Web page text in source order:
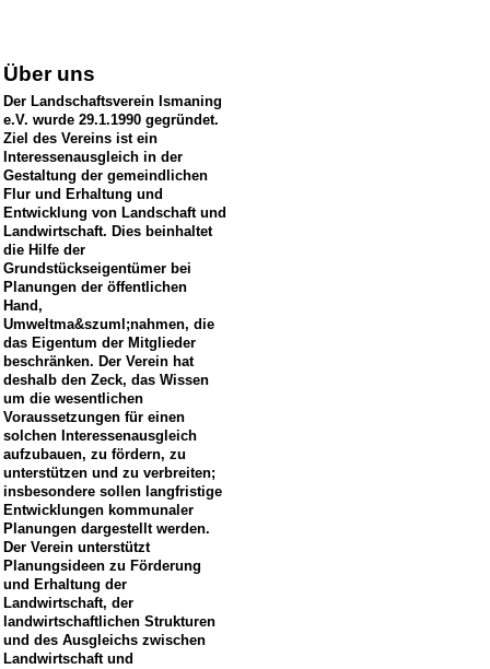
Über uns
Der Landschaftsverein Ismaning
e.V. wurde 29.1.1990 gegründet.
Ziel des Vereins ist ein
Interessenausgleich in der
Gestaltung der gemeindlichen
Flur und Erhaltung und
Entwicklung von Landschaft und
Landwirtschaft. Dies beinhaltet
die Hilfe der
Grundstückseigentümer bei
Planungen der öffentlichen
Hand,
Umweltma&szuml;nahmen, die
das Eigentum der Mitglieder
beschränken. Der Verein hat
deshalb den Zeck, das Wissen
um die wesentlichen
Voraussetzungen für einen
solchen Interessenausgleich
aufzubauen, zu fördern, zu
unterstützen und zu verbreiten;
insbesondere sollen langfristige
Entwicklungen kommunaler
Planungen dargestellt werden.
Der Verein unterstützt
Planungsideen zu Förderung
und Erhaltung der
Landwirtschaft, der
landwirtschaftlichen Strukturen
und des Ausgleichs zwischen
Landwirtschaft und